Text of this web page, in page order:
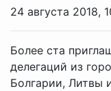
24 августа 2018,
Более ста
делегаций из
Болгарии, Литвы